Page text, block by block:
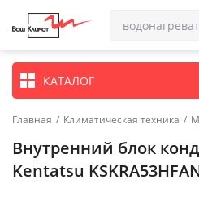
КАТАЛОГ
Главная / Климатическая техника /
Внутренний блок
Kentatsu